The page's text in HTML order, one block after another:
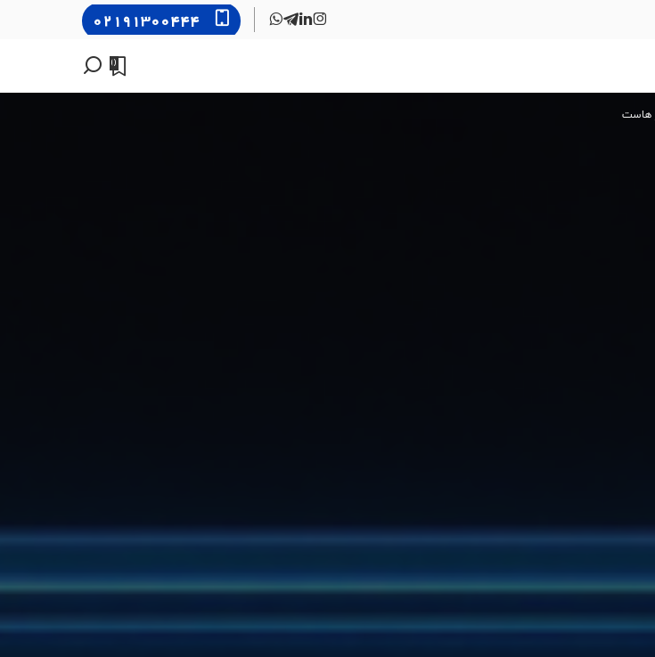
۰۲۱۹۱۳۰۰۴۴۴
0